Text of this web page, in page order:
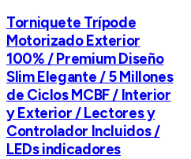
Torniquete Trípode
Motorizado Exterior
100% / Premium Diseño
Slim Elegante / 5 Millones
de Ciclos MCBF / Interior
y Exterior / Lectores y
Controlador Incluidos /
LEDs indicadores